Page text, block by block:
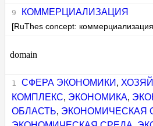
КОММЕРЦИАЛИЗАЦИЯ
[RuThes concept:
domain
СФЕРА ЭКОНОМИКИ ,
КОМПЛЕКС, ЭКОНОМИКА,
ОБЛАСТЬ, ЭКОНОМИЧЕСКАЯ